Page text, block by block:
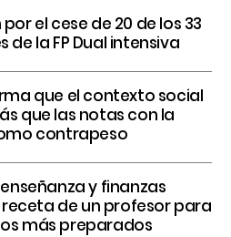
el cese de 20 de los 33
de la FP Dual intensiva
que el contexto social
que las notas con la
contrapeso
y finanzas
receta de un profesor para
más preparados